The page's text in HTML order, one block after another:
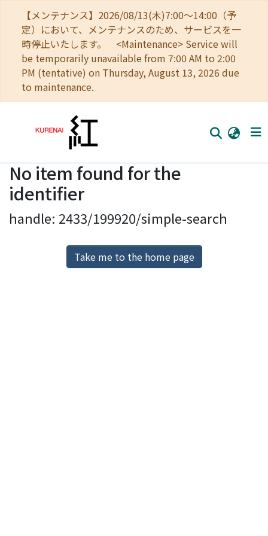
【メンテナンス】2026/08/13(木)7:00～14:00（予
定）において、メンテナンスのため、サービスを一
時停止いたします。 <Maintenance> Service will
be temporarily unavailable from 7:00 AM to 2:00
PM (tentative) on Thursday, August 13, 2026 due
to maintenance.
Home
Communities
Browse
Download Ranking
No item found for the
identifier
handle: 2433/199920/simple-search
Take me to the home page